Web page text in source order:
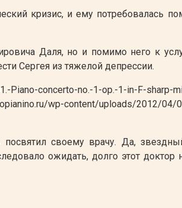
кризис, и ему потребовалась
Даля, но и помимо него к
Сергея из тяжелой депрессии.
no.-1-op.-1-in-F-sharp-
wp-content/uploads/2012/04/
своему врачу. Да,
ожидать, долго этот доктор